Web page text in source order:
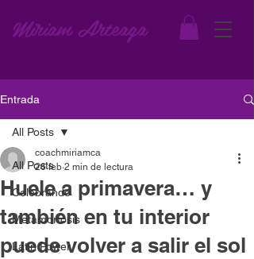
Miriam Arteaga
Entrada
All Posts
Celebrando
Metamorfosis
Latin Power
All Posts
Huele a primavera… y
también en tu interior
puede volver a salir el sol
coachmiriamca
26 feb 2 min de lectura